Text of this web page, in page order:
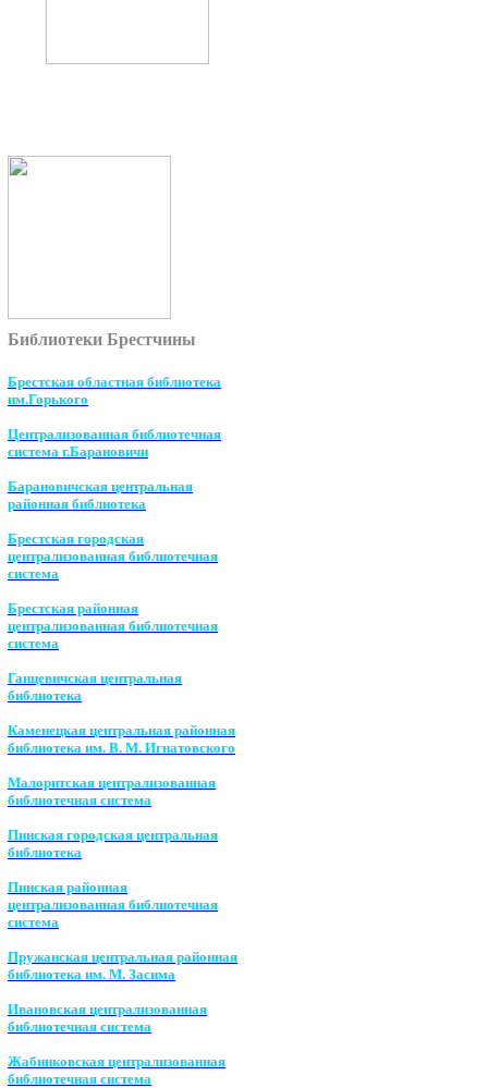
Библиотеки Брестчины
Брестская областная библиотека
им.Горького
Централизованная библиотечная
система г.Барановичи
Барановичская центральная
районная библиотека
Брестская городская
централизованная библиотечная
система
Брестская районная
централизованная библиотечная
система
Ганцевичская центральная
библиотека
Каменецкая центральная районная
библиотека им. В. М. Игнатовского
Малоритская централизованная
библиотечная система
Пинская городская центральная
библиотека
Пинская районная
централизованная библиотечная
система
Пружанская центральная районная
библиотека им. М. Засима
Ивановская централизованная
библиотечная система
Жабинковская централизованная
библиотечная система